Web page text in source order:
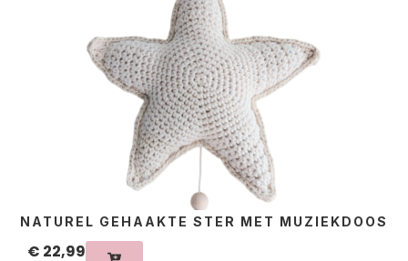
NATUREL GEHAAKTE STER MET MUZIEKDOOS
€ 22,99